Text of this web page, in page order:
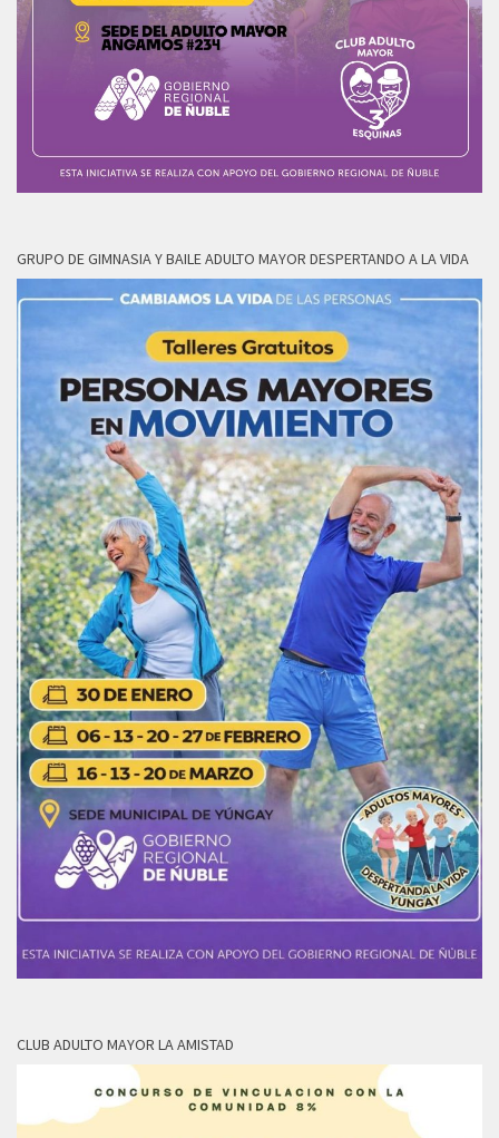
GRUPO DE GIMNASIA Y BAILE ADULTO MAYOR DESPERTANDO A LA VIDA
CLUB ADULTO MAYOR LA AMISTAD